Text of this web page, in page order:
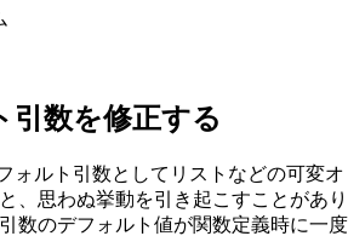
引数を修正する
ォルト引数としてリストなどの可変オ
、思わぬ挙動を引き起こすことがあり
数のデフォルト値が関数定義時に一度